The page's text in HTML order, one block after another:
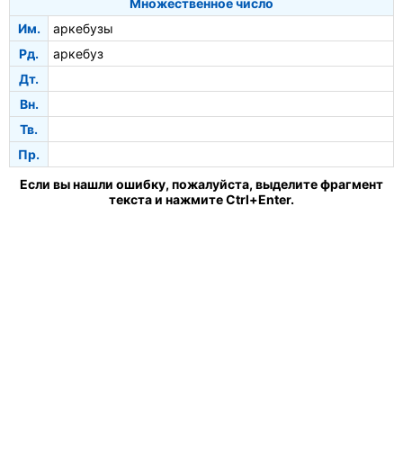
Им.
аркебузы
Рд.
аркебуз
Дт.
Вн.
Тв.
Пр.
Если вы нашли ошибку, пожалуйста, выделите фрагмент
текста и нажмите Ctrl+Enter.